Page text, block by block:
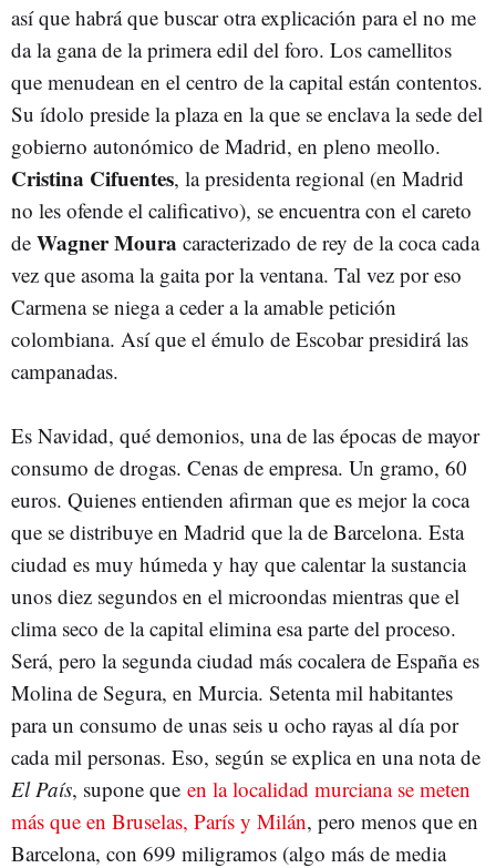
así que habrá que buscar otra explicación para el no me
da la gana de la primera edil del foro. Los camellitos
que menudean en el centro de la capital están contentos.
Su ídolo preside la plaza en la que se enclava la sede del
gobierno autonómico de Madrid, en pleno meollo.
Cristina Cifuentes, la presidenta regional (en Madrid
no les ofende el calificativo), se encuentra con el careto
de Wagner Moura caracterizado de rey de la coca cada
vez que asoma la gaita por la ventana. Tal vez por eso
Carmena se niega a ceder a la amable petición
colombiana. Así que el émulo de Escobar presidirá las
campanadas.
Es Navidad, qué demonios, una de las épocas de mayor
consumo de drogas. Cenas de empresa. Un gramo, 60
euros. Quienes entienden afirman que es mejor la coca
que se distribuye en Madrid que la de Barcelona. Esta
ciudad es muy húmeda y hay que calentar la sustancia
unos diez segundos en el microondas mientras que el
clima seco de la capital elimina esa parte del proceso.
Será, pero la segunda ciudad más cocalera de España es
Molina de Segura, en Murcia. Setenta mil habitantes
para un consumo de unas seis u ocho rayas al día por
cada mil personas. Eso, según se explica en una nota de
El País, supone que en la localidad murciana se meten
más que en Bruselas, París y Milán, pero menos que en
Barcelona, con 699 miligramos (algo más de media